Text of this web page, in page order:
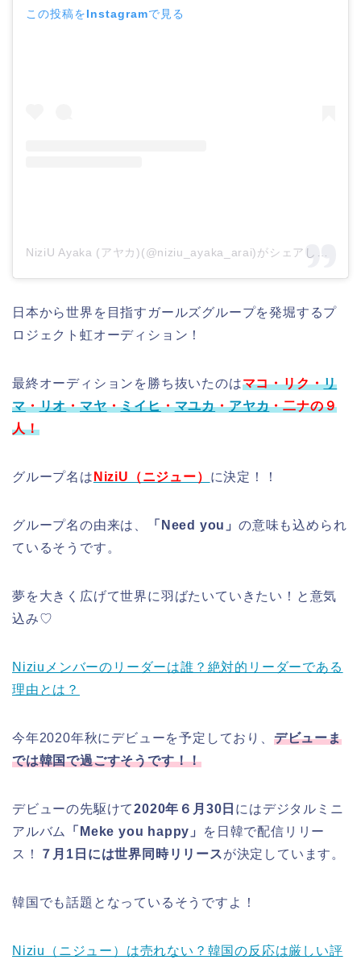
この投稿をInstagramで見る
日本から世界を目指すガールズグループを発堀するプ
ロジェクト虹オーディション！
最終オーディションを勝ち抜いたのはマコ・リク・リ
マ・リオ・マヤ・ミイヒ・マユカ・アヤカ・二ナの９
人！
グループ名は NiziU（ニジュー） に決定！！
グループ名の由来は、 「Need you」 の意味も込められ
ているそうです。
夢を大きく広げて世界に羽ばたいていきたい！と意気
込み♡
Niziuメンバーのリーダーは誰？絶対的リーダーである
理由とは？
今年2020年秋にデビューを予定しており、 デビューま
では韓国で過ごすそうです！！
デビューの先駆けて2020年６月30日 にはデジタルミニ
アルバム
「Meke you happy」
を日韓で配信リリー
ス！
７月1日には世界同時リリースが決定しています。
韓国でも話題となっているそうですよ！
Niziu（ニジュー）は売れない？韓国の反応は厳しい評